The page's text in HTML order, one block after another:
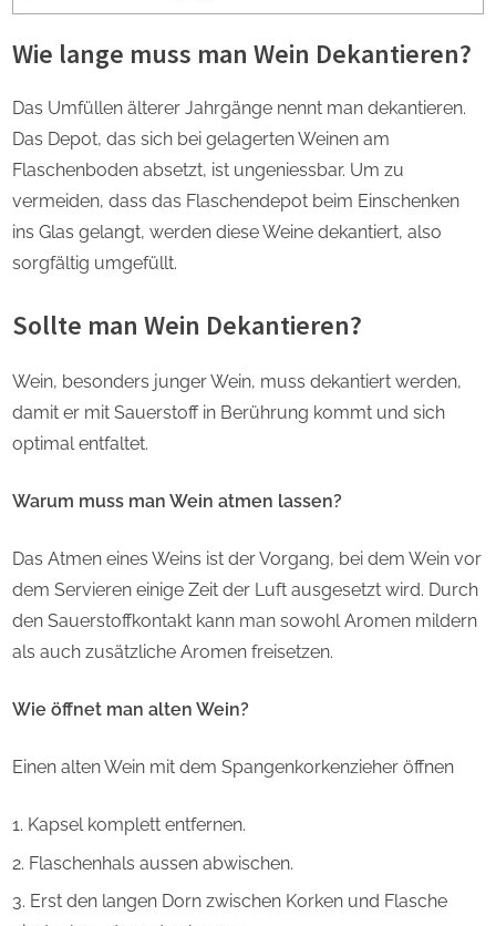
Wie lange muss man Wein Dekantieren?
Das Umfüllen älterer Jahrgänge nennt man dekantieren.
Das Depot, das sich bei gelagerten Weinen am
Flaschenboden absetzt, ist ungeniessbar. Um zu
vermeiden, dass das Flaschendepot beim Einschenken
ins Glas gelangt, werden diese Weine dekantiert, also
sorgfältig umgefüllt.
Sollte man Wein Dekantieren?
Wein, besonders junger Wein, muss dekantiert werden,
damit er mit Sauerstoff in Berührung kommt und sich
optimal entfaltet.
Warum muss man Wein atmen lassen?
Das Atmen eines Weins ist der Vorgang, bei dem Wein vor
dem Servieren einige Zeit der Luft ausgesetzt wird. Durch
den Sauerstoffkontakt kann man sowohl Aromen mildern
als auch zusätzliche Aromen freisetzen.
Wie öffnet man alten Wein?
Einen alten Wein mit dem Spangenkorkenzieher öffnen
Kapsel komplett entfernen.
Flaschenhals aussen abwischen.
Erst den langen Dorn zwischen Korken und Flasche